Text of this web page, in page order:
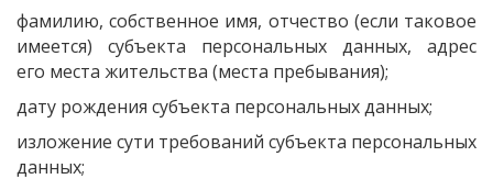
фамилию, собственное имя, отчество (если таковое
имеется) субъекта персональных данных, адрес
его места жительства (места пребывания);
дату рождения субъекта персональных данных;
изложение сути требований субъекта персональных
данных;